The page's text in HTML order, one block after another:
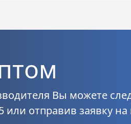
Вы можете
или отправив заявку